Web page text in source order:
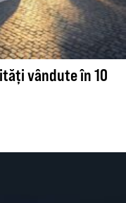
vândute în 10